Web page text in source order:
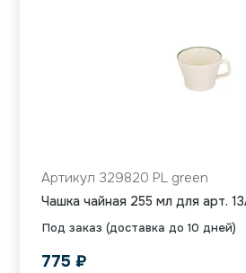
Под заказ (доставка до 10 дней)
Артикул 329820 PL green
Чашка чайная 255 мл для арт.
775 ₽